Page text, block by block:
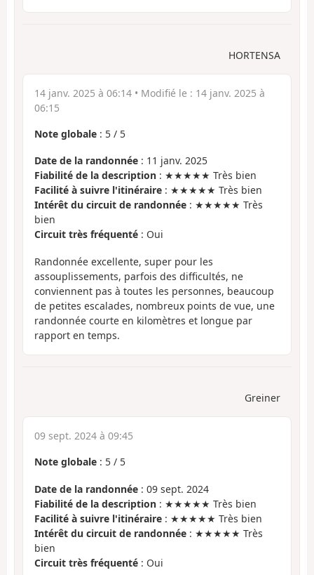
HORTENSA
14 janv. 2025 à 06:14 • Modifié le : 14 janv. 2025 à
06:15
Note globale : 5 / 5
Date de la randonnée : 11 janv. 2025
Fiabilité de la description : ★★★★★ Très bien
Facilité à suivre l'itinéraire : ★★★★★ Très bien
Intérêt du circuit de randonnée : ★★★★★ Très
bien
Circuit très fréquenté : Oui
Randonnée excellente, super pour les
assouplissements, parfois des difficultés, ne
conviennent pas à toutes les personnes, beaucoup
de petites escalades, nombreux points de vue, une
randonnée courte en kilomètres et longue par
rapport en temps.
Greiner
09 sept. 2024 à 09:45
Note globale : 5 / 5
Date de la randonnée : 09 sept. 2024
Fiabilité de la description : ★★★★★ Très bien
Facilité à suivre l'itinéraire : ★★★★★ Très bien
Intérêt du circuit de randonnée : ★★★★★ Très
bien
Circuit très fréquenté : Oui